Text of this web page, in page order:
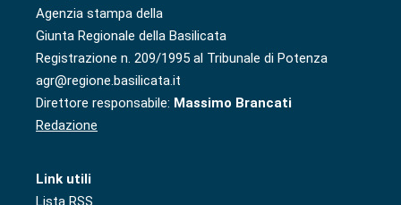
Agenzia stampa della
Giunta Regionale della Basilicata
Registrazione n. 209/1995 al Tribunale di Potenza
agr@regione.basilicata.it
Direttore responsabile: Massimo Brancati
Redazione
Link utili
Lista RSS